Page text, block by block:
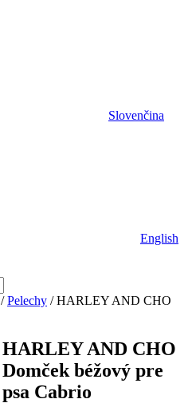
Slovenčina
English
/Pelechy / HARLEY AND CHO
HARLEY AND CHO
Domček béžový pre
psa Cabrio